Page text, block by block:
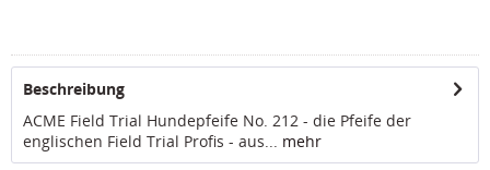
Beschreibung
ACME Field Trial Hundepfeife No. 212 - die Pfeife der
englischen Field Trial Profis - aus... mehr